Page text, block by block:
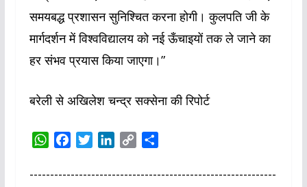
समयबद्ध प्रशासन सुनिश्चित करना होगी। कुलपति जी के
मार्गदर्शन में विश्वविद्यालय को नई ऊँचाइयों तक ले जाने का
हर संभव प्रयास किया जाएगा।”
बरेली से अखिलेश चन्द्र सक्सेना की रिपोर्ट
W
a
c
i
n
p
a
------------------------------------------------------------